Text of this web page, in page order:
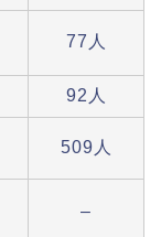
77人
92人
509人
–